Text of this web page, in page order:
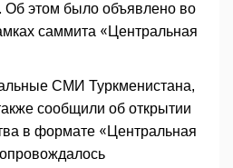
Об этом было объявлено во
саммита «Центральная
СМИ Туркменистана,
сообщили об открытии
в формате «Центральная